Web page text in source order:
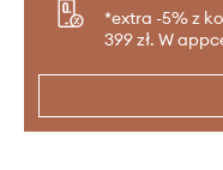
*extra -5% z
399 zł. W